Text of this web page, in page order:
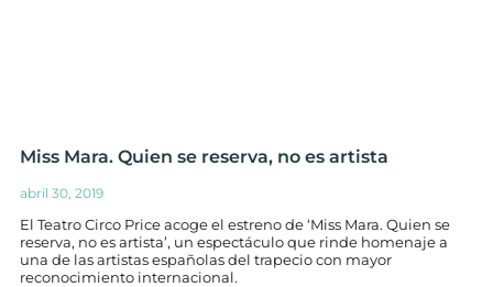
Miss Mara. Quien se reserva, no es artista
abril 30, 2019
El Teatro Circo Price acoge el estreno de ‘Miss Mara. Quien se
reserva, no es artista’, un espectáculo que rinde homenaje a
una de las artistas españolas del trapecio con mayor
reconocimiento internacional.